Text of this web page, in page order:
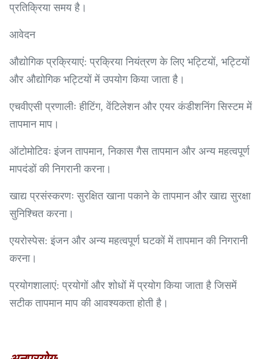
प्रतिक्रिया समय है।
आवेदन
औद्योगिक प्रक्रियाएं: प्रक्रिया नियंत्रण के लिए भट्टियों, भट्टियों
और औद्योगिक भट्टियों में उपयोग किया जाता है।
एचवीएसी प्रणालीः हीटिंग, वेंटिलेशन और एयर कंडीशनिंग सिस्टम में
तापमान माप।
ऑटोमोटिवः इंजन तापमान, निकास गैस तापमान और अन्य महत्वपूर्ण
मापदंडों की निगरानी करना।
खाद्य प्रसंस्करणः सुरक्षित खाना पकाने के तापमान और खाद्य सुरक्षा
सुनिश्चित करना।
एयरोस्पेस: इंजन और अन्य महत्वपूर्ण घटकों में तापमान की निगरानी
करना।
प्रयोगशालाएं: प्रयोगों और शोधों में प्रयोग किया जाता है जिसमें
सटीक तापमान माप की आवश्यकता होती है।